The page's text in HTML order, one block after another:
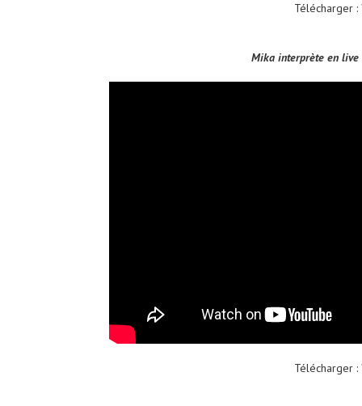
Télécharger :
Mika interprète en live
Télécharger :